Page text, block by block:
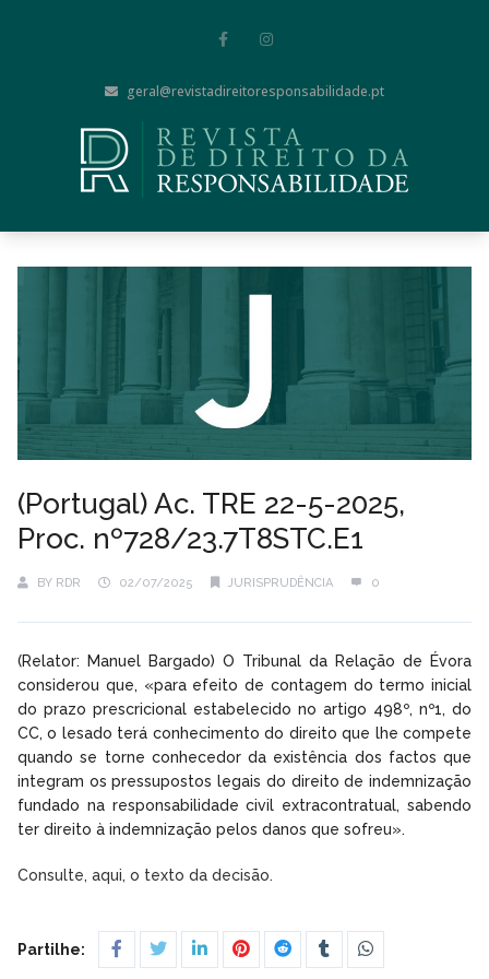
geral@revistadireitoresponsabilidade.pt
(Portugal) Ac. TRE 22-5-2025,
Proc. nº728/23.7T8STC.E1
BY RDR 02/07/2025 JURISPRUDÊNCIA 0
(Relator: Manuel Bargado) O Tribunal da Relação de Évora
considerou que, «para efeito de contagem do termo inicial
do prazo prescricional estabelecido no artigo 498º, nº1, do
CC, o lesado terá conhecimento do direito que lhe compete
quando se torne conhecedor da existência dos factos que
integram os pressupostos legais do direito de indemnização
fundado na responsabilidade civil extracontratual, sabendo
ter direito à indemnização pelos danos que sofreu».
Consulte, aqui, o texto da decisão.
Partilhe: